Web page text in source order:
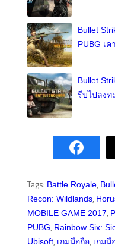
Bullet
PUBG เ
Bullet
รีบไปลงท
Tags: Battle Royale,
Recon: Wildlands,
MOBILE GAME 2017,
PUBG, Rainbow Six:
Ubisoft, เกมมือถือ, เกมมื